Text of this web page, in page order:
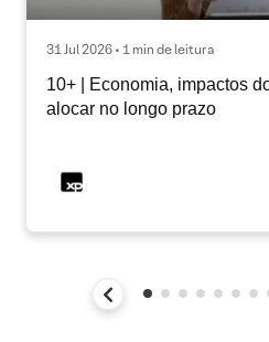
31 Jul 2026 • 1 min de leitura
10+ | Economia, impactos
alocar no longo prazo